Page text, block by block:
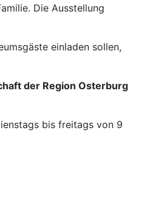
Die Ausstellung
einladen sollen,
der Region Osterburg
bis freitags von 9